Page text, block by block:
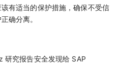
有适当的保护措施，确保不受信
确分离。
研究报告安全发现给 SAP